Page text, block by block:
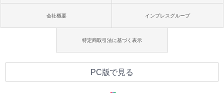
会社概要 インプレスグループ
特定商取引法に基づく表示
PC版で見る